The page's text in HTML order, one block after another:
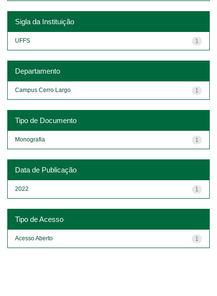
Sigla da Instituição
1
UFFS
Departamento
1
Campus Cerro Largo
Tipo de Documento
1
Monografia
Data de Publicação
1
2022
Tipo de Acesso
1
Acesso Aberto